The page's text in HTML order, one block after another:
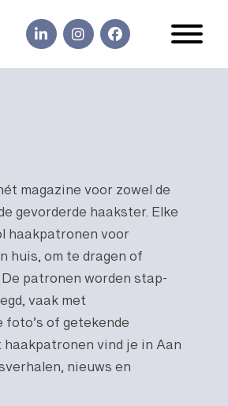
magazine voor zowel de
gevorderde haakster. Elke
haakpatronen voor
huis, om te dragen of
patronen worden stap-
vaak met
of getekende
vind je in Aan
nieuws en